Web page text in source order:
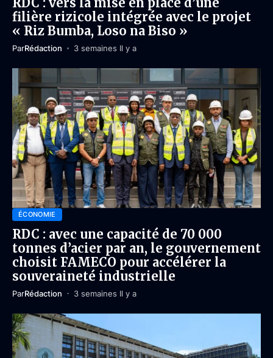
filière rizicole intégrée avec le projet
« Riz Bumba, Loso na Biso »
ParRédaction 3 semaines Il y a
ÉCONOMIE
RDC : avec une capacité de 70 000
tonnes d’acier par an, le gouvernement
choisit FAMECO pour accélérer la
souveraineté industrielle
ParRédaction 3 semaines Il y a